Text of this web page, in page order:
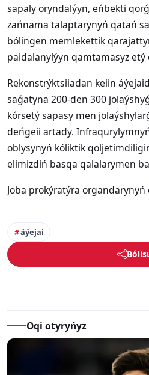
sapaly oryndalýyn, eńbekti
zańnama talaptarynyń qatań
bólingen memlekettik
paidalanylýyn qamtamasyz
Rekonstrýktsiiadan keiin
saǵatyna 200-den 300
kórsetý sapasy men
deńgeii artady.
oblysynyń kóliktik
elimizdiń basqa qalalarymen
Joba prokýratýra
áýejai
Oqi otyryńyz